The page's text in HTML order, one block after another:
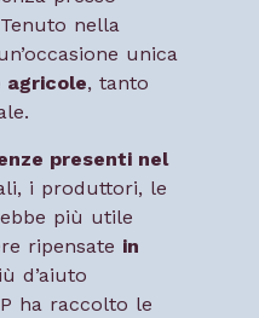
nella
unica
agricole, tanto
presenti nel
i produttori, le
più utile
ripensate in
d’aiuto
ha raccolto le